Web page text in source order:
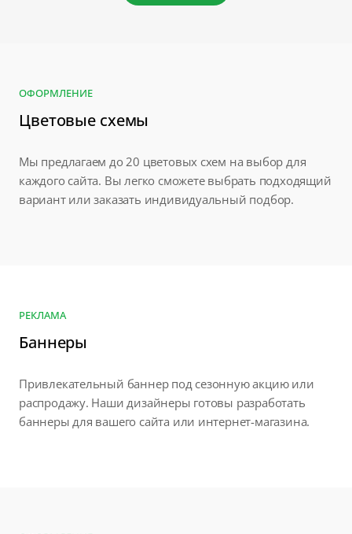
ОФОРМЛЕНИЕ
Цветовые схемы
Мы предлагаем до 20 цветовых схем на выбор для
каждого сайта. Вы легко сможете выбрать подходящий
вариант или заказать индивидуальный подбор.
РЕКЛАМА
Баннеры
Привлекательный баннер под сезонную акцию или
распродажу. Наши дизайнеры готовы разработать
баннеры для вашего сайта или интернет-магазина.